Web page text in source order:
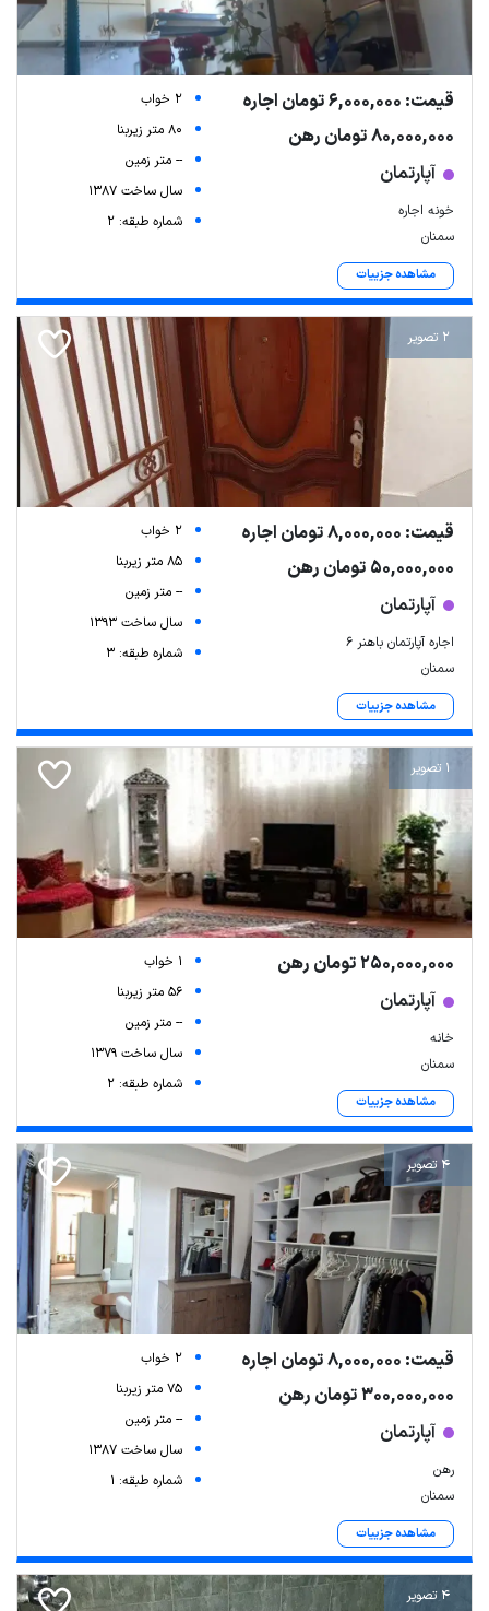
قیمت: 6,000,000 تومان اجاره
80,000,000 تومان رهن
آپارتمان
خونه اجاره
سمنان
مشاهده جزییات
2 خواب
80 متر زیربنا
-- متر زمین
سال ساخت 1387
شماره طبقه: 2
2 تصویر
قیمت: 8,000,000 تومان اجاره
50,000,000 تومان رهن
آپارتمان
اجاره آپارتمان باهنر ۶
سمنان
مشاهده جزییات
2 خواب
85 متر زیربنا
-- متر زمین
سال ساخت 1393
شماره طبقه: 3
1 تصویر
250,000,000 تومان رهن
آپارتمان
خانه
سمنان
مشاهده جزییات
1 خواب
56 متر زیربنا
-- متر زمین
سال ساخت 1379
شماره طبقه: 2
4 تصویر
قیمت: 8,000,000 تومان اجاره
300,000,000 تومان رهن
آپارتمان
رهن
سمنان
مشاهده جزییات
2 خواب
75 متر زیربنا
-- متر زمین
سال ساخت 1387
شماره طبقه: 1
4 تصویر